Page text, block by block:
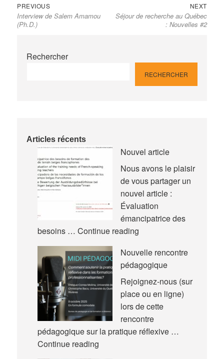
Navigation
de
l’article
PREVIOUSPrevious
post:
Interview de Salem Amamou
(Ph.D.)
NEXTNext
post:
Séjour de recherche au Québec
: Nouvelles #2
Rechercher
RECHERCHER
Articles récents
Nouvel article
Nous avons le plaisir
de vous partager un
nouvel article :
Évaluation
émancipatrice des
besoins … Continue readingNouvel
Nouvelle rencontre
pédagogique
Rejoignez-nous (sur
place ou en ligne)
lors de cette
rencontre
pédagogique sur la pratique réflexive …
Continue readingNouvelle